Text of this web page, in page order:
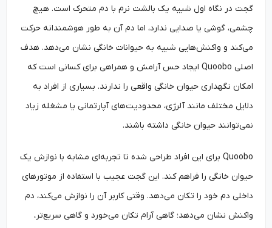
گجت در نگاه اول شبیه یک بالشت نرم با دم متحرک است. هیچ
چشمی، گوشی یا صدایی ندارد، اما دم آن به طور هوشمندانه حرکت
می‌کند و واکنش‌هایی شبیه به حیوانات خانگی نشان می‌دهد. هدف
اصلی Quoobo ایجاد حس آرامش و همراهی برای کسانی است که
امکان نگهداری حیوان خانگی واقعی را ندارند. بسیاری از افراد به
دلایل مختلف مانند آلرژی، محدودیت‌های آپارتمانی یا مشغله زیاد
نمی‌توانند حیوان خانگی داشته باشند.
Quoobo برای این افراد طراحی شده تا تجربه‌ای مشابه با نوازش یک
حیوان خانگی را فراهم کند. این گجت عجیب با استفاده از موتورهای
داخلی دم خود را تکان می‌دهد. وقتی کاربر آن را نوازش می‌کند، دم
واکنش نشان می‌دهد؛ گاهی آرام تکان می‌خورد و گاهی سریع‌تر،